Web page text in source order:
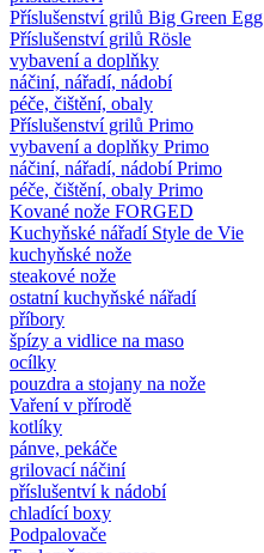
Příslušenství grilů Big Green Egg
Příslušenství grilů Rösle
vybavení a doplňky
náčiní, nářadí, nádobí
péče, čištění, obaly
Příslušenství grilů Primo
vybavení a doplňky Primo
náčiní, nářadí, nádobí Primo
péče, čištění, obaly Primo
Kované nože FORGED
Kuchyňské nářadí Style de Vie
kuchyňské nože
steakové nože
ostatní kuchyňské nářadí
příbory
špízy a vidlice na maso
ocílky
pouzdra a stojany na nože
Vaření v přírodě
kotlíky
pánve, pekáče
grilovací náčiní
příslušentví k nádobí
chladící boxy
Podpalovače